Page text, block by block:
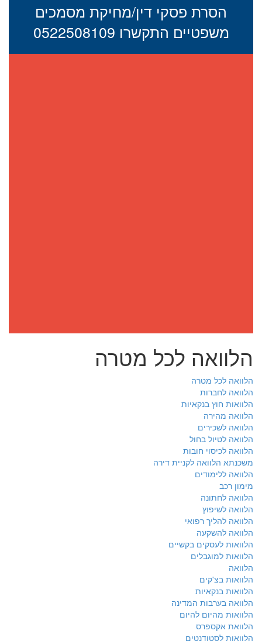
הסרת פסקי דין/מחיקת מסמכים
משפטיים התקשרו 0522508109
הלוואה לכל מטרה
הלוואה לכל מטרה
הלוואה לחברות
הלוואות חוץ בנקאיות
הלוואה מהירה
הלוואה לשכירים
הלוואה לטיול בחול
הלוואה לכיסוי חובות
משכנתא הלוואה לקניית דירה
הלוואה ללימודים
מימון רכב
הלוואה לחתונה
הלוואה לשיפוץ
הלוואה להליך רפואי
הלוואה להשקעה
הלוואות לעסקים בקשיים
הלוואות למוגבלים
הלוואה
הלוואות בצ'קים
הלוואות בנקאיות
הלוואה בערבות המדינה
הלוואות מהיום להיום
הלוואת אקספרס
הלוואות לסטודנטים